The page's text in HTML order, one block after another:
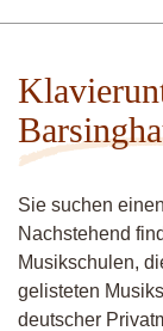
Sie suchen
Nachstehend
Musikschulen,
gelisteten
deutscher